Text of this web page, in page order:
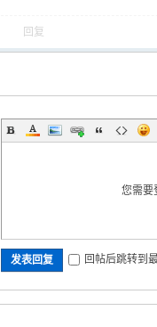
回复
您需要
发表回复 回帖后跳转到